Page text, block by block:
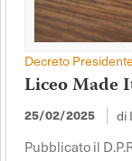
Decreto
Liceo Made
25/02/2025 di
Pubblicato il